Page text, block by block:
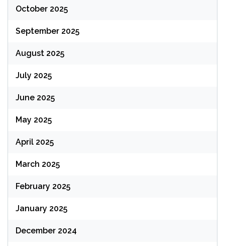
October 2025
September 2025
August 2025
July 2025
June 2025
May 2025
April 2025
March 2025
February 2025
January 2025
December 2024